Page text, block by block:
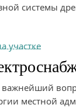
системы
местной